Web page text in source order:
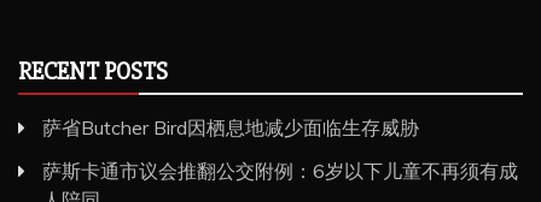
RECENT POSTS
萨省Butcher Bird因栖息地减少面临生存威胁
萨斯卡通市议会推翻公交附例：6岁以下儿童不再须有成